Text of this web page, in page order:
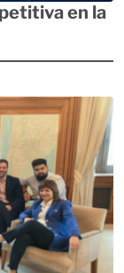
en la